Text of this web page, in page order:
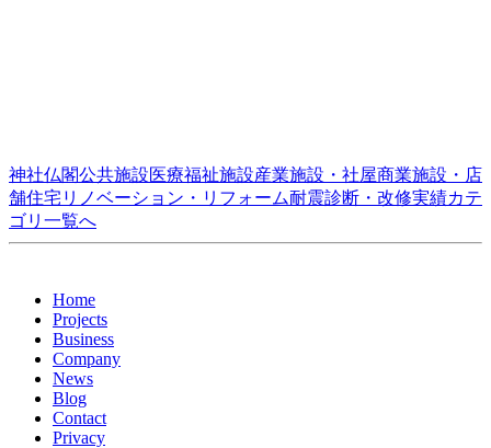
神社仏閣公共施設医療福祉施設産業施設・社屋商業施設・店
舗住宅 リノベーション・リフォーム耐震診断・改修実績カテ
ゴリ一覧へ
Home
Projects
Business
Company
News
Blog
Contact
Privacy